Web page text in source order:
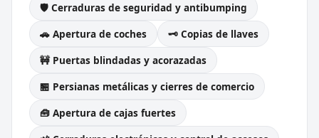
🛡️ Cerraduras de seguridad y antibumping
🚗 Apertura de coches
🗝️ Copias de llaves
🚧 Puertas blindadas y acorazadas
🏪 Persianas metálicas y cierres de comercio
🧰 Apertura de cajas fuertes